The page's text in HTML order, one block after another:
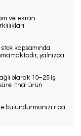
ve ekran
kapsamında
yalnızca
olarak 10–25 iş
ithal ürün
bulundurmanızı rica